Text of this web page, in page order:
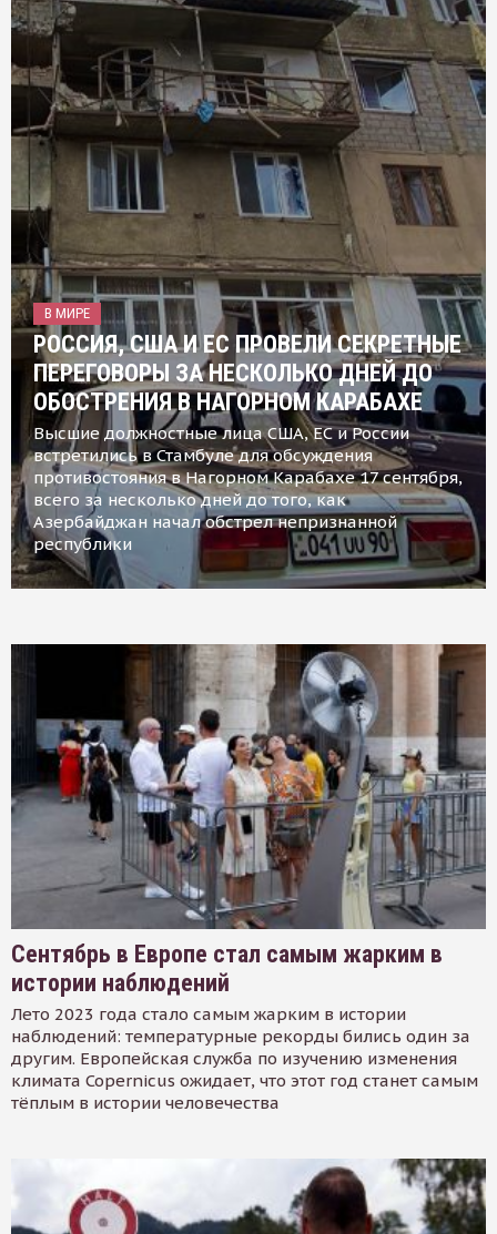
В МИРЕ
РОССИЯ, США И ЕС ПРОВЕЛИ СЕКРЕТНЫЕ
ПЕРЕГОВОРЫ ЗА НЕСКОЛЬКО ДНЕЙ ДО
ОБОСТРЕНИЯ В НАГОРНОМ КАРАБАХЕ
Высшие должностные лица США, ЕС и России
встретились в Стамбуле для обсуждения
противостояния в Нагорном Карабахе 17 сентября,
всего за несколько дней до того, как
Азербайджан начал обстрел непризнанной
республики
Сентябрь в Европе стал самым жарким в
истории наблюдений
Лето 2023 года стало самым жарким в истории
наблюдений: температурные рекорды бились один за
другим. Европейская служба по изучению изменения
климата Copernicus ожидает, что этот год станет самым
тёплым в истории человечества